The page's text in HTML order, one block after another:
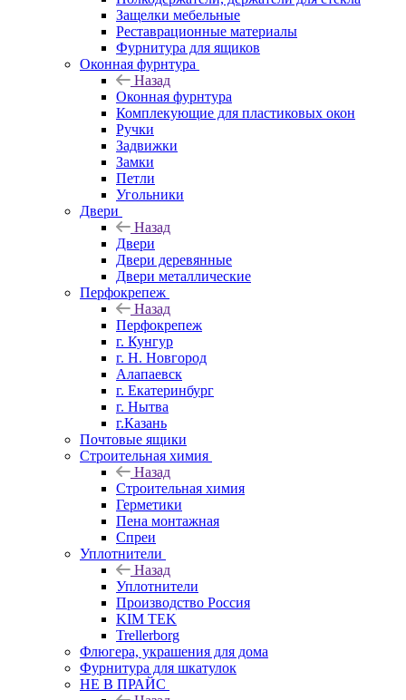
Защелки мебельные
Реставрационные материалы
Фурнитура для ящиков
Оконная фурнтура
Назад
Оконная фурнтура
Комплекующие для пластиковых окон
Ручки
Задвижки
Замки
Петли
Угольники
Двери
Назад
Двери
Двери деревянные
Двери металлические
Перфокрепеж
Назад
Перфокрепеж
г. Кунгур
г. Н. Новгород
Алапаевск
г. Екатеринбург
г. Нытва
г.Казань
Почтовые ящики
Строительная химия
Назад
Строительная химия
Герметики
Пена монтажная
Спреи
Уплотнители
Назад
Уплотнители
Производство Россия
KIM TEK
Trellerborg
Флюгера, украшения для дома
Фурнитура для шкатулок
НЕ В ПРАЙС